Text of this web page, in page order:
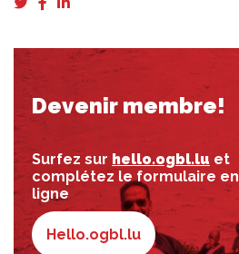
Devenir membre!
Surfez sur hello.ogbl.lu et
complétez le formulaire en
ligne
Hello.ogbl.lu